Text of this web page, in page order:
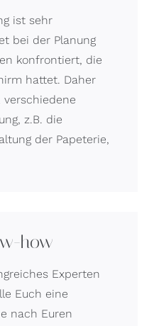
ist sehr
bei der Planung
konfrontiert, die
hattet. Daher
verschiedene
z.B. die
der Papeterie,
how
Experten
Euch eine
nach Euren